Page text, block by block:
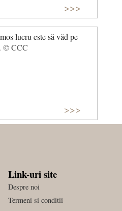
>>>
lucru este să văd pe
© CCC
>>>
Link-uri site
Despre noi
Termeni si conditii